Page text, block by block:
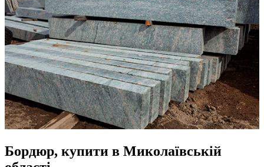
Бордюр, купити в Миколаївській